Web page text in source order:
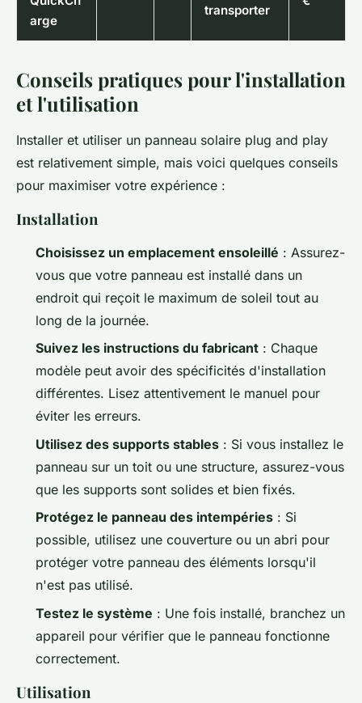
arge
transporter
Conseils pratiques pour l'installation
et l'utilisation
Installer et utiliser un panneau solaire plug and play
est relativement simple, mais voici quelques conseils
pour maximiser votre expérience :
Installation
Choisissez un emplacement ensoleillé : Assurez-
vous que votre panneau est installé dans un
endroit qui reçoit le maximum de soleil tout au
long de la journée.
Suivez les instructions du fabricant : Chaque
modèle peut avoir des spécificités d'installation
différentes. Lisez attentivement le manuel pour
éviter les erreurs.
Utilisez des supports stables : Si vous installez le
panneau sur un toit ou une structure, assurez-vous
que les supports sont solides et bien fixés.
Protégez le panneau des intempéries : Si
possible, utilisez une couverture ou un abri pour
protéger votre panneau des éléments lorsqu'il
n'est pas utilisé.
Testez le système : Une fois installé, branchez un
appareil pour vérifier que le panneau fonctionne
correctement.
Utilisation